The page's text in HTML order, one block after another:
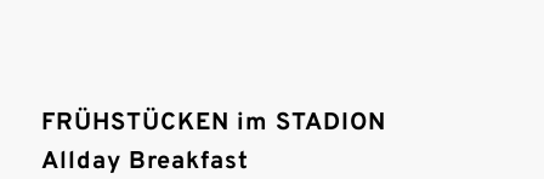
FRÜHSTÜCKEN im STADION
Allday Breakfast